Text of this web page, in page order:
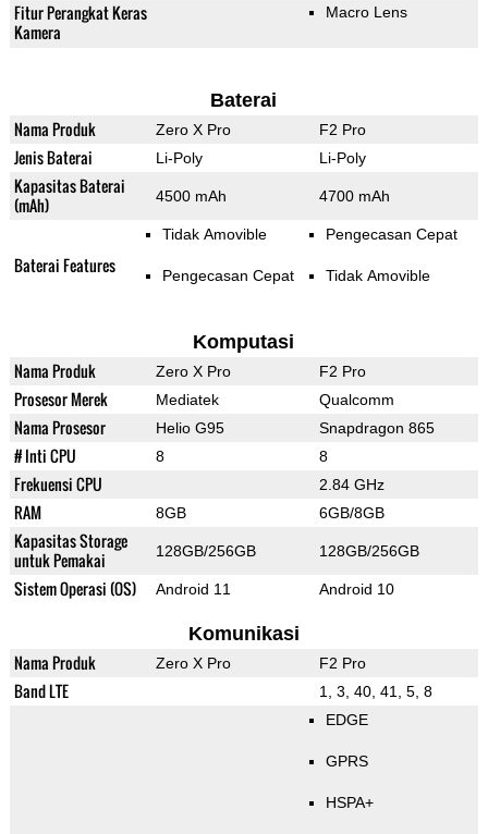
Fitur Perangkat Keras
Kamera
Macro Lens
Baterai
Nama Produk Zero X Pro F2 Pro
Jenis Baterai Li-Poly Li-Poly
Kapasitas Baterai
(mAh)
4500 mAh 4700 mAh
Baterai Features
Tidak Amovible
Pengecasan Cepat
Pengecasan Cepat
Tidak Amovible
Komputasi
Nama Produk Zero X Pro F2 Pro
Prosesor Merek Mediatek Qualcomm
Nama Prosesor Helio G95 Snapdragon 865
# Inti CPU 8 8
Frekuensi CPU 2.84 GHz
RAM 8GB 6GB/8GB
Kapasitas Storage
untuk Pemakai
128GB/256GB 128GB/256GB
Sistem Operasi (OS) Android 11 Android 10
Komunikasi
Nama Produk Zero X Pro F2 Pro
Band LTE 1, 3, 40, 41, 5, 8
EDGE
GPRS
HSPA+